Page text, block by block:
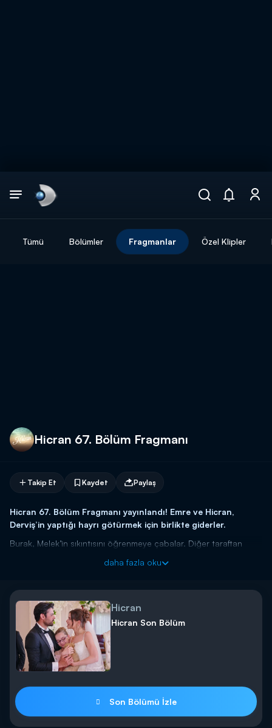
Tümü Bölümler Fragmanlar Özel Klipler
Hicran 67. Bölüm Fragmanı
Takip Et Kaydet Paylaş
Hicran 67. Bölüm Fragmanı yayınlandı! Emre ve Hicran,
Derviş’in yaptığı hayrı götürmek için birlikte giderler.
Burak, Melek’in sıkıntısını öğrenmeye çabalar. Diğer taraftan
Emre’ninse kıskançlığı artmaktadır. Hicran’a bağırdığı için, içinde
Hicran yeni bölümleriyle hafta içi her gün 17.00'de Kanal
daha fazla oku
Hicran
Hicran Son Bölüm
Son Bölümü İzle